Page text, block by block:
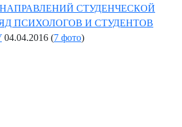
СТУДЕНЧЕСКОЙ
ПСИХОЛОГОВ И СТУДЕНТОВ
04.04.2016 (7 фото)